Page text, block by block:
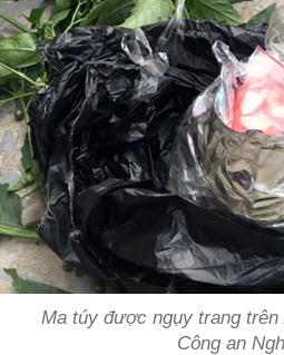
Ma túy được ngụy trang
Công an